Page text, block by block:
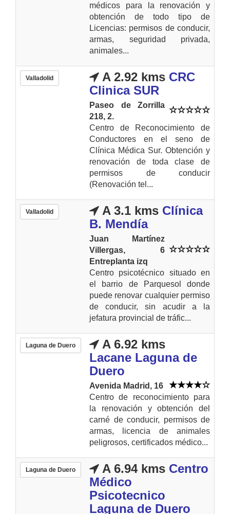
médicos para la renovación y
obtención de todo tipo de
Licencias: permisos de conducir,
armas, seguridad privada,
animales...
Valladolid A 2.92 kms CRC
Clinica SUR
Paseo de Zorrilla
218, 2.
Centro de Reconocimiento de
Conductores en el seno de
Clínica Médica Sur. Obtención y
renovación de toda clase de
permisos de conducir
(Renovación tel...
Valladolid A 3.1 kms Clínica
B. Mendía
Juan Martínez
Villergas, 6
Entreplanta izq
Centro psicotécnico situado en
el barrio de Parquesol donde
puede renovar cualquier permiso
de conducir, sin acudir a la
jefatura provincial de tráfic...
Laguna de Duero
A 6.92 kms
Lacane Laguna de
Duero
Avenida Madrid, 16
Centro de reconocimiento para
la renovación y obtención del
carné de conducir, permisos de
armas, licencia de animales
peligrosos, certificados médico...
Laguna de Duero A 6.94 kms Centro
Médico
Psicotecnico
Laguna de Duero